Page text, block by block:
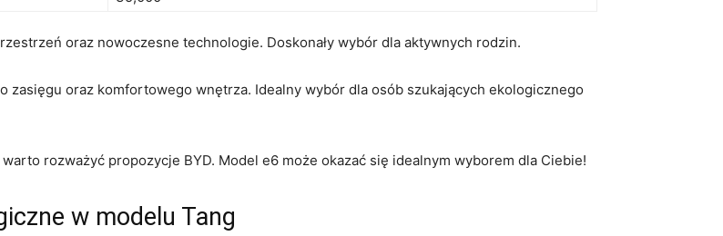
oraz nowoczesne technologie. Doskonały wybór ⁤dla aktywnych rodzin.
zasięgu oraz komfortowego wnętrza.​ Idealny wybór dla osób szukających ekologicznego⁣
rozważyć propozycje ‌BYD. Model e6 może okazać się idealnym ​wyborem dla Ciebie!
w ⁣modelu Tang